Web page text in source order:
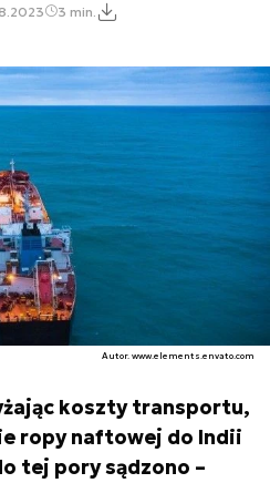
3 min.
Autor. www.elements.envato.com
koszty transportu,
ropy naftowej do Indii
tej pory sądzono –